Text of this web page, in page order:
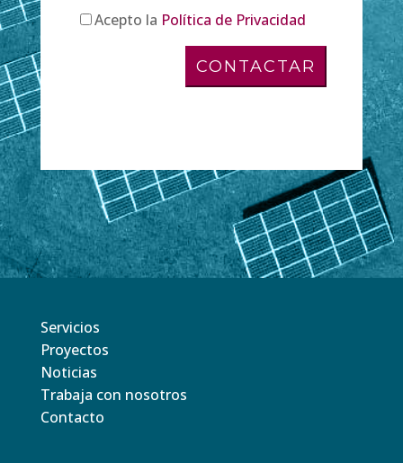
Acepto la Política de Privacidad
Servicios
Proyectos
Noticias
Trabaja con nosotros
Contacto